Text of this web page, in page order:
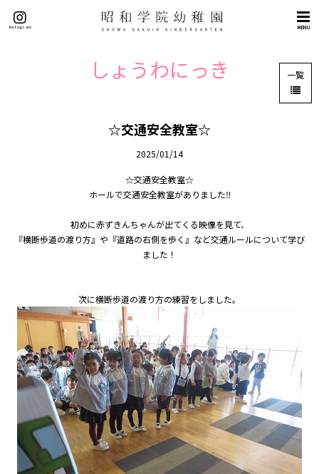
MENU
Instagram
しょうわにっき 一覧
☆交通安全教室☆
2025/01/14
☆交通安全教室☆
ホールで交通安全教室がありました‼
初めに赤ずきんちゃんが出てくる映像を見て、
『横断歩道の渡り方』や『道路の右側を歩く』など交通ルールについて学び
ました！
次に横断歩道の渡り方の練習をしました。
トップページ
教育の特色
課外教室
園の一日
園の毎日
幼稚園紹介ムービー
MIRAI=
預かり保育「おひさまクラブ」
入園案内
募集要項
見学・入園説明会